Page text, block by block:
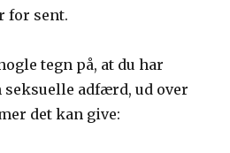
for sent.
tegn på, at du har
adfærd, ud over
det kan give: